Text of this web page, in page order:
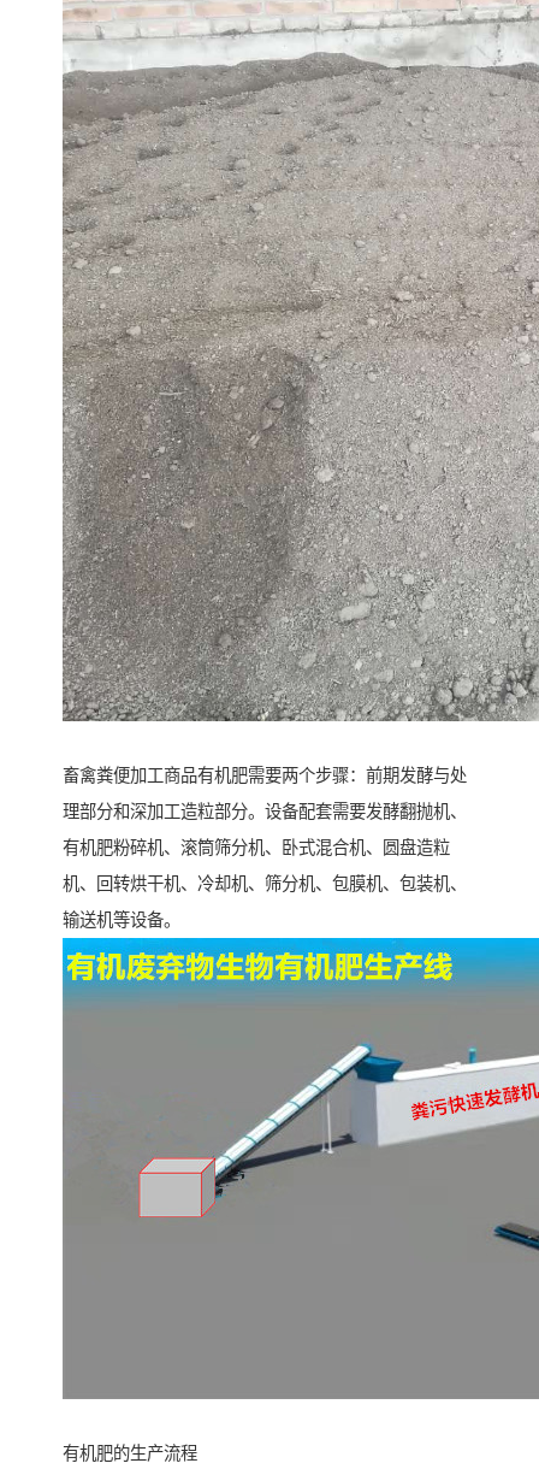
畜禽粪便加工商品有机肥需要两个步骤：前期发酵与处
理部分和深加工造粒部分。设备配套需要发酵翻抛机、
有机肥粉碎机、滚筒筛分机、卧式混合机、圆盘造粒
机、回转烘干机、冷却机、筛分机、包膜机、包装机、
输送机等设备。
有机肥的生产流程